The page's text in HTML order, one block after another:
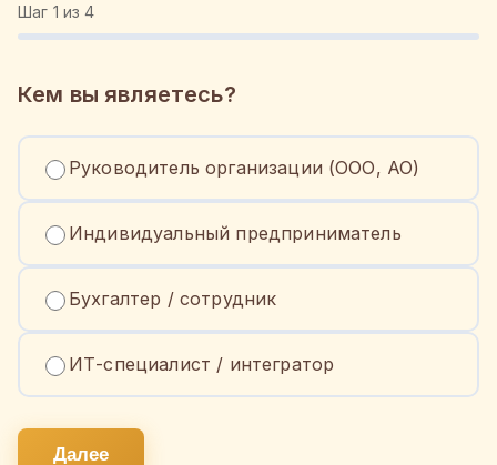
Шаг 1 из 4
Кем вы являетесь?
Руководитель организации (ООО, АО)
Индивидуальный предприниматель
Бухгалтер / сотрудник
ИТ-специалист / интегратор
Далее